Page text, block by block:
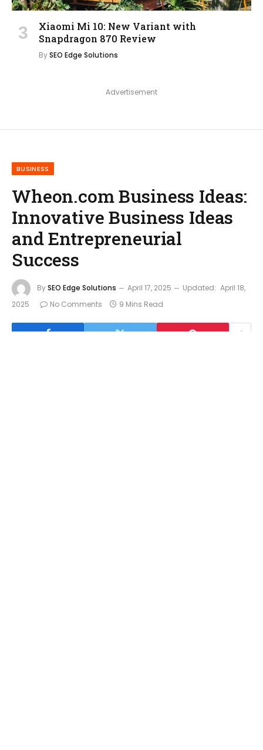
Xiaomi Mi 10: New Variant with
Snapdragon 870 Review
BySEO Edge Solutions
Advertisement
BUSINESS
Wheon.com Business Ideas:
Innovative Business Ideas
and Entrepreneurial
Success
BySEO Edge Solutions April 17, 2025 Updated: April 18,
2025
No Comments 9 Mins Read